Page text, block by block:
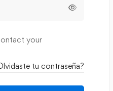
your
tu contraseña?